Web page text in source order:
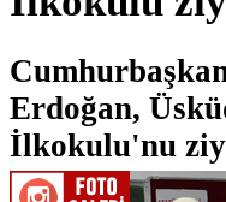
Erdoğan,
İlkokulu'nu